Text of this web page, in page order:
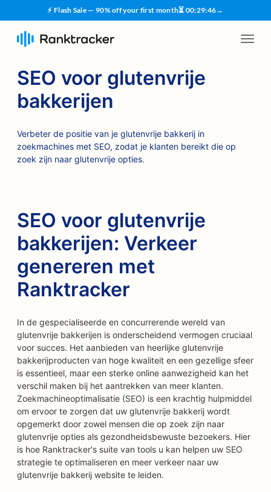
⚡ Flash Sale — 90% off your first month⏳ 00:29:45→
SEO voor glutenvrije
bakkerijen
Verbeter de positie van je glutenvrije bakkerij in
zoekmachines met SEO, zodat je klanten bereikt die op
zoek zijn naar glutenvrije opties.
SEO voor glutenvrije
bakkerijen: Verkeer
genereren met
Ranktracker
In de gespecialiseerde en concurrerende wereld van
glutenvrije bakkerijen is onderscheidend vermogen cruciaal
voor succes. Het aanbieden van heerlijke glutenvrije
bakkerijproducten van hoge kwaliteit en een gezellige sfeer
is essentieel, maar een sterke online aanwezigheid kan het
verschil maken bij het aantrekken van meer klanten.
Zoekmachineoptimalisatie (SEO) is een krachtig hulpmiddel
om ervoor te zorgen dat uw glutenvrije bakkerij wordt
opgemerkt door zowel mensen die op zoek zijn naar
glutenvrije opties als gezondheidsbewuste bezoekers. Hier
is hoe Ranktracker's suite van tools u kan helpen uw SEO
strategie te optimaliseren en meer verkeer naar uw
glutenvrije bakkerij website te leiden.